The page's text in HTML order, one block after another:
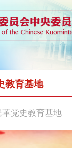
教育基地
革党史教育基地